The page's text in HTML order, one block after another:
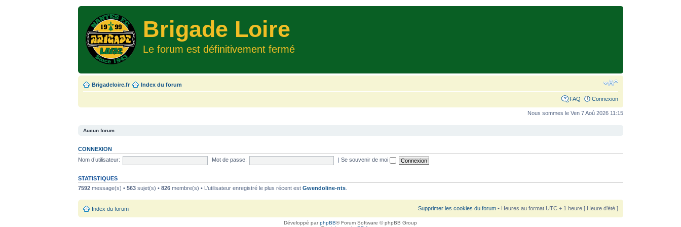
Brigade Loire
Le forum est définitivement fermé
Brigadeloire.fr Index du forum
FAQ Connexion
Nous sommes le Ven 7 Aoû 2026 11:15
Aucun forum.
CONNEXION
Nom d’utilisateur:
Mot de passe: Se souvenir de moi
STATISTIQUES
7592 message(s) •563 sujet(s) •826 membre(s) • L’utilisateur enregistré le plus récent estGwendoline-nts
Index du forum Supprimer les cookies du forum• Heures au format UTC + 1 heure [ Heure d’été ]
Développé parphpBB® Forum Software © phpBB Group